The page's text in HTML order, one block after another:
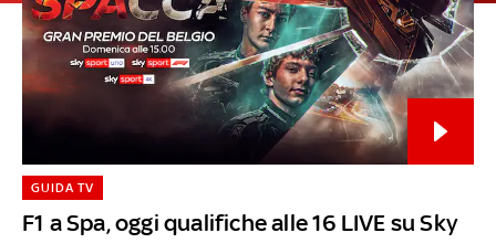
F1 a Spa, oggi qualifiche alle 16 LIVE su Sky
GUIDA TV